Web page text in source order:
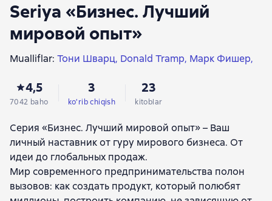
Seriya «Бизнес. Лучший
мировой опыт»
Mualliflar: Тони Шварц Donald Tramp Марк Фишер
Клаус Шваб
Ирина Баржак
Стив Гейтс
Майкл Краниш Джон Уорриллоу
Елена Чернышова Питер Ванхэм Лин Графт
Дэн Олсен Крис Дрейер Дэвид Спинкс
4,5
7042 baho
3
ko'rib chiqish
23
kitoblar
Серия «Бизнес. Лучший мировой опыт» – Ваш
личный наставник от гуру мирового бизнеса. От
идеи до глобальных продаж.
Мир современного предпринимательства полон
вызовов: как создать продукт, который полюбят